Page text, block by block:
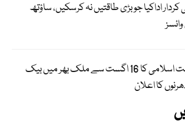
کردار اداکیا جو بڑی طاقتیں نہ کرسکیں، ساؤتھ
جماعت اسلامی کا 16 اگست سے ملک بھر میں بیک
کا اعلان